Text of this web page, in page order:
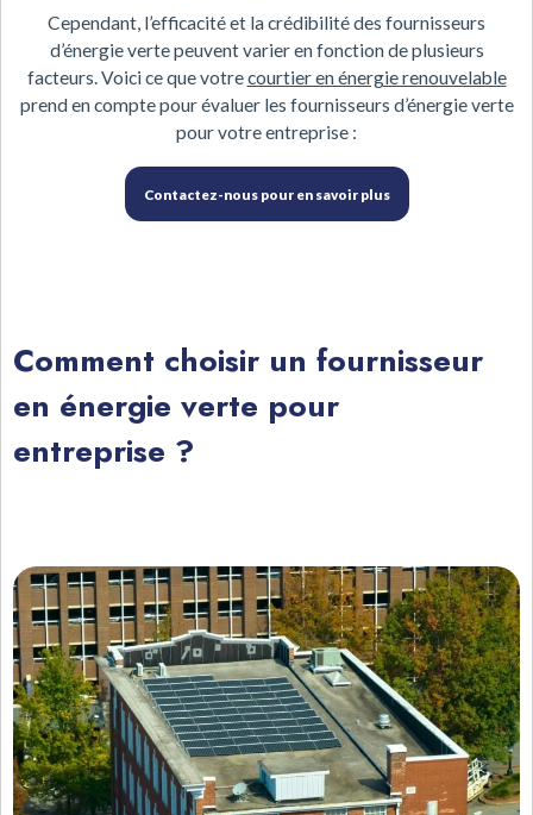
Cependant, l’efficacité et la crédibilité des fournisseurs
d’énergie verte peuvent varier en fonction de plusieurs
facteurs. Voici ce que votrecourtier en énergie renouvelable
prend en compte pour évaluer les fournisseurs d’énergie verte
pour votre entreprise :
Contactez-nous pour en savoir plus
Comment choisir un fournisseur
en énergie verte pour
entreprise ?